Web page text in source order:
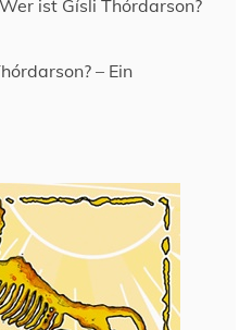
Wer ist Gísli Thórdarson?
– Ein